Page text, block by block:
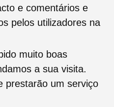
e comentários e
pelos utilizadores na
muito boas
a sua visita.
prestarão um serviço